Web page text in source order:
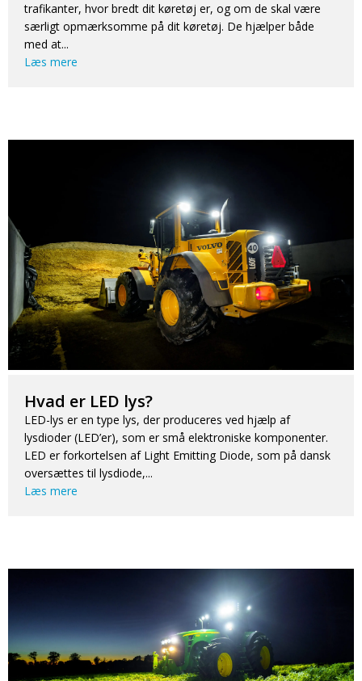
trafikanter, hvor bredt dit køretøj er, og om de skal være
særligt opmærksomme på dit køretøj. De hjælper både
med at...
Læs mere
Hvad er LED lys?
LED-lys er en type lys, der produceres ved hjælp af
lysdioder (LED’er), som er små elektroniske komponenter.
LED er forkortelsen af Light Emitting Diode, som på dansk
oversættes til lysdiode,...
Læs mere